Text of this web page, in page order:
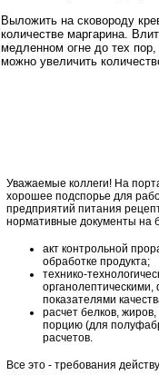
Выложить на сковороду
количестве маргарина.
медленном огне до тех
можно увеличить
Уважаемые коллеги! На
хорошее подспорье для
предприятий питания
нормативные документы на
акт контрольной
обработке продукта;
технико-
показателями
расчет белков,
порцию (для
расчетов.
Все это - требования